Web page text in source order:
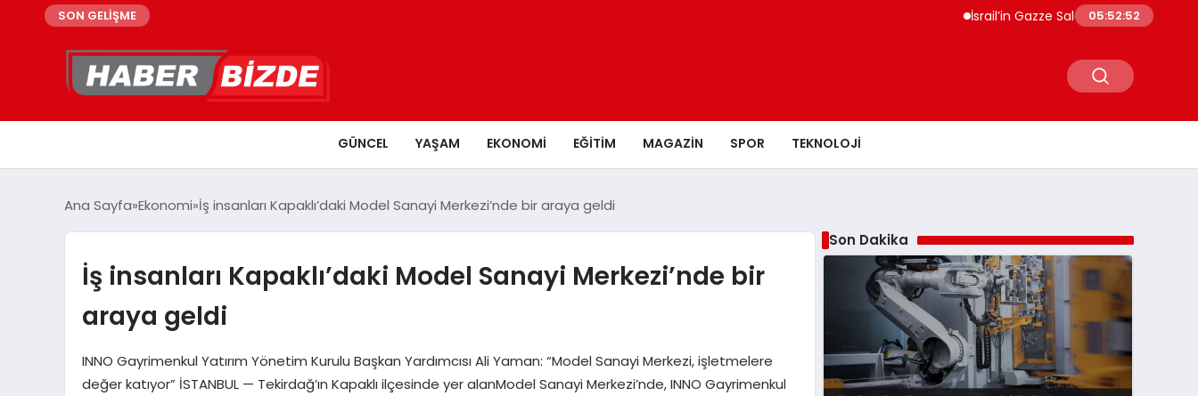
SON GELİŞME İsrail’in Gazze Saldırılarında Can Kaybı 73 Bin 381’e
05:52:54
GÜNCEL YAŞAM EKONOMI EĞITIM MAGAZIN SPOR TEKNOLOJI
Ana Sayfa Ekonomi İş insanları Kapaklı’daki Model Sanayi Merkezi’nde bir araya geldi
İş insanları Kapaklı’daki Model Sanayi Merkezi’nde bir
araya geldi
INNO Gayrimenkul Yatırım Yönetim Kurulu Başkan Yardımcısı Ali Yaman: “Model Sanayi Merkezi, işletmelere
değer katıyor” İSTANBUL — Tekirdağ’ın Kapaklı ilçesinde yer alanModel Sanayi Merkezi’nde, INNO Gayrimenkul
Son Dakika